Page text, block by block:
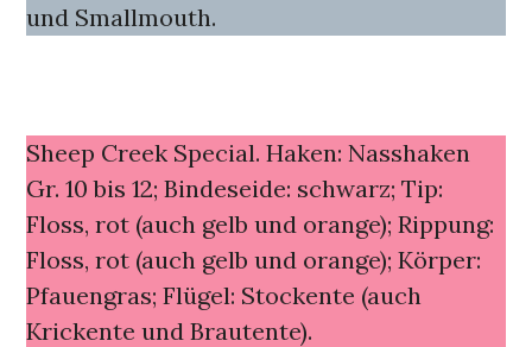
und Smallmouth.
Sheep Creek Special. Haken: Nasshaken
Gr. 10 bis 12; Bindeseide: schwarz; Tip:
Floss, rot (auch gelb und orange); Rippung:
Floss, rot (auch gelb und orange); Körper:
Pfauengras; Flügel: Stockente (auch
Krickente und Brautente).